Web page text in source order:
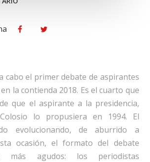
EL
TRIUNFO.
FacebookTwitter
cabo el primer debate de aspirantes
la contienda 2018. Es el cuarto que
que el aspirante a la presidencia,
lo propusiera en 1994. El
evolucionando, de aburrido a
ocasión, el formato del debate
más agudos: los periodistas